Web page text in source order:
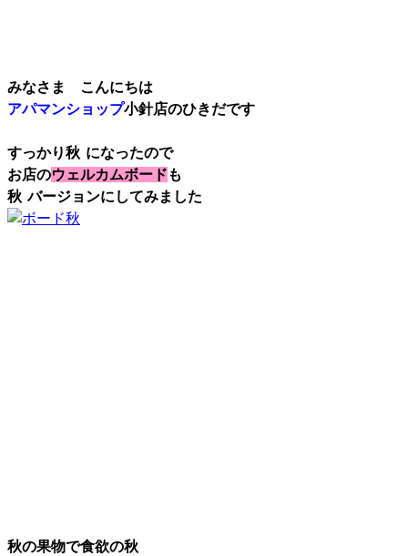
みなさま こんにちは
アパマンショップ小針店のひきだです
すっかり秋 になったので
お店のウェルカムボード も
秋 バージョンにしてみました
秋の果物で食欲の秋